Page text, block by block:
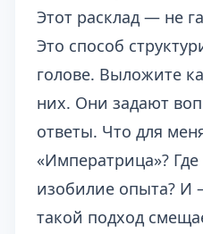
Этот расклад — не
Это способ
голове. Выложите
них. Они задают
ответы. Что для
«Императрица»?
изобилие опыта?
такой подход